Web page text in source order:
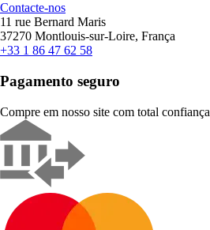
Contacte-nos
11 rue Bernard Maris
37270 Montlouis-sur-Loire, França
+33 1 86 47 62 58
Pagamento seguro
Compre em nosso site com total confiança